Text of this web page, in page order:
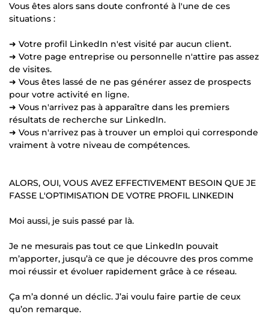
Vous êtes alors sans doute confronté à l'une de ces
situations :
➜ Votre profil LinkedIn n'est visité par aucun client.
➜ Votre page entreprise ou personnelle n'attire pas assez
de visites.
➜ Vous êtes lassé de ne pas générer assez de prospects
pour votre activité en ligne.
➜ Vous n'arrivez pas à apparaître dans les premiers
résultats de recherche sur LinkedIn.
➜ Vous n'arrivez pas à trouver un emploi qui corresponde
vraiment à votre niveau de compétences.
ALORS, OUI, VOUS AVEZ EFFECTIVEMENT BESOIN QUE JE
FASSE L'OPTIMISATION DE VOTRE PROFIL LINKEDIN
Moi aussi, je suis passé par là.
Je ne mesurais pas tout ce que LinkedIn pouvait
m’apporter, jusqu’à ce que je découvre des pros comme
moi réussir et évoluer rapidement grâce à ce réseau.
Ça m’a donné un déclic. J’ai voulu faire partie de ceux
qu’on remarque.